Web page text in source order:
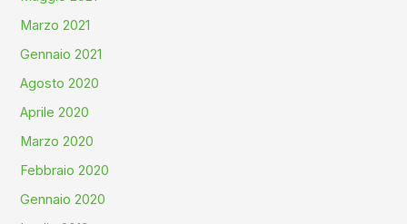
Marzo 2021
Gennaio 2021
Agosto 2020
Aprile 2020
Marzo 2020
Febbraio 2020
Gennaio 2020